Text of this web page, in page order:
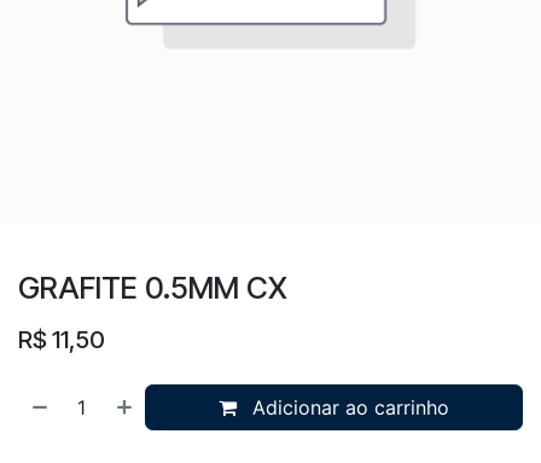
GRAFITE 0.5MM CX
R$ 11,50
Adicionar ao carrinho